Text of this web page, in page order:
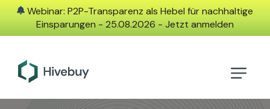
Webinar: P2P-Transparenz als Hebel für nachhaltige
Einsparungen - 25.08.2026 - Jetzt anmelden